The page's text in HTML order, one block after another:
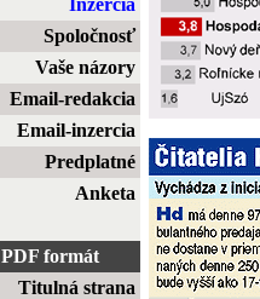
Inzercia
Spoločnosť
Vaše názory
Email-redakcia
Email-inzercia
Predplatné
Anketa
PDF formát
Titulná strana